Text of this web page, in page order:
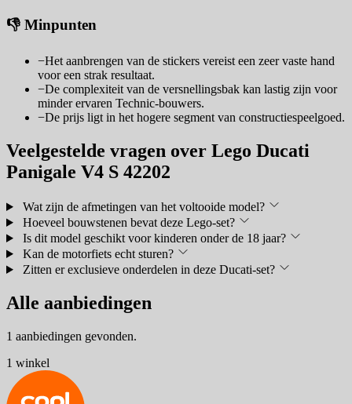
👎 Minpunten
−Het aanbrengen van de stickers vereist een zeer vaste hand
voor een strak resultaat.
−De complexiteit van de versnellingsbak kan lastig zijn voor
minder ervaren Technic-bouwers.
−De prijs ligt in het hogere segment van constructiespeelgoed.
Veelgestelde vragen over Lego Ducati
Panigale V4 S 42202
Wat zijn de afmetingen van het voltooide model?
Hoeveel bouwstenen bevat deze Lego-set?
Is dit model geschikt voor kinderen onder de 18 jaar?
Kan de motorfiets echt sturen?
Zitten er exclusieve onderdelen in deze Ducati-set?
Alle aanbiedingen
1 aanbiedingen gevonden.
1 winkel